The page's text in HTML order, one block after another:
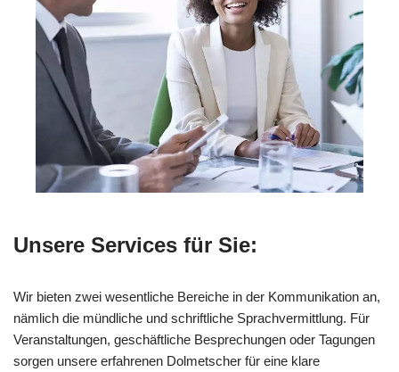
Unsere Services für Sie:
Wir bieten zwei wesentliche Bereiche in der Kommunikation an,
nämlich die mündliche und schriftliche Sprachvermittlung. Für
Veranstaltungen, geschäftliche Besprechungen oder Tagungen
sorgen unsere erfahrenen Dolmetscher für eine klare